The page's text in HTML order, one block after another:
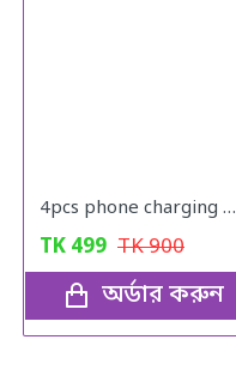
4pcs phone charging bracket wall mounted holder
TK 499 TK900
অর্ডার করুন